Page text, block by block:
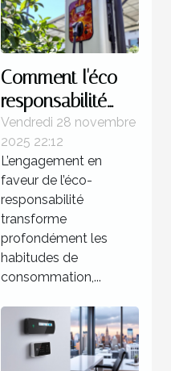
Comment l'éco-
responsabilité
influence-t-elle le
choix d'une
borne de
recharge ?
Vendredi 28 novembre
2025 22:12
L’engagement en
faveur de l’éco-
responsabilité
transforme
profondément les
habitudes de
consommation,...